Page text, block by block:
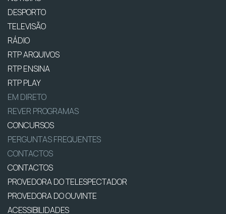
DESPORTO
TELEVISÃO
RÁDIO
RTP ARQUIVOS
RTP ENSINA
RTP PLAY
EM DIRETO
REVER PROGRAMAS
CONCURSOS
PERGUNTAS FREQUENTES
CONTACTOS
CONTACTOS
PROVEDORA DO TELESPECTADOR
PROVEDORA DO OUVINTE
ACESSIBILIDADES